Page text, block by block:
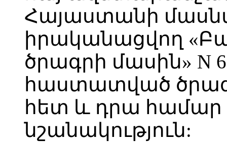
Հայաստանի
իրականացվող
ծրագրի մասին» N
հաստատված
հետ և դրա համար
նշանակություն: